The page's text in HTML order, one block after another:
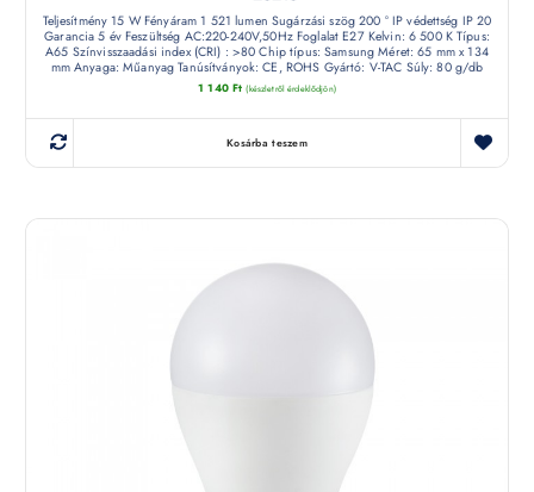
Teljesítmény 15 W Fényáram 1 521 lumen Sugárzási szög 200 ° IP védettség IP 20
Garancia 5 év Feszültség AC:220-240V,50Hz Foglalat E27 Kelvin: 6 500 K Típus:
A65 Színvisszaadási index (CRI) : >80 Chip típus: Samsung Méret: 65 mm x 134
mm Anyaga: Műanyag Tanúsítványok: CE, ROHS Gyártó: V-TAC Súly: 80 g/db
1 140 Ft (készletről érdeklődjön)
Kosárba teszem